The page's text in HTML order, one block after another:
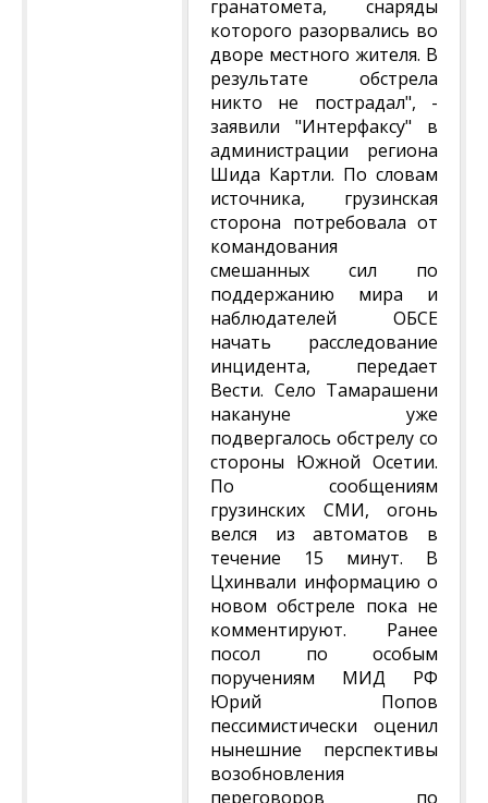
гранатомета, снаряды
которого разорвались во
дворе местного жителя. В
результате обстрела
никто не пострадал", -
заявили "Интерфаксу" в
администрации региона
Шида Картли. По словам
источника, грузинская
сторона потребовала от
командования
смешанных сил по
поддержанию мира и
наблюдателей ОБСЕ
начать расследование
инцидента, передает
Вести. Село Тамарашени
накануне уже
подвергалось обстрелу со
стороны Южной Осетии.
По сообщениям
грузинских СМИ, огонь
велся из автоматов в
течение 15 минут. В
Цхинвали информацию о
новом обстреле пока не
комментируют. Ранее
посол по особым
поручениям МИД РФ
Юрий Попов
пессимистически оценил
нынешние перспективы
возобновления
переговоров по